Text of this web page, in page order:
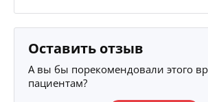
Оставить отзыв
А вы бы порекомендовали этого
пациентам?